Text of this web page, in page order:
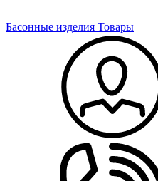
Басонные изделия Товары